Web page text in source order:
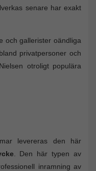
senare har exakt
och gallerister oändliga
privatpersoner och
otroligt populära
levereras den här
. Den här typen av
inramning av